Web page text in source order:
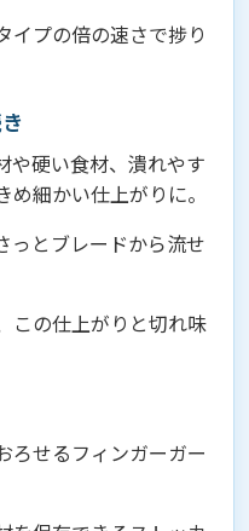
イプの倍の速さで捗り
や硬い食材、潰れやす
細かい仕上がりに。
っとブレードから流せ
この仕上がりと切れ味
ろせるフィンガーガー